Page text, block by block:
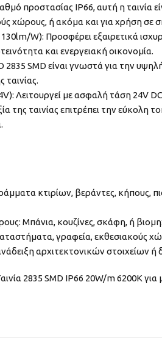
προστασίας IP66, αυτή η ταινία
χώρους, ή ακόμα και για χρήση σε
W): Προσφέρει εξαιρετικά
και ενεργειακή οικονομία.
2835 SMD είναι γνωστά για την
Λειτουργεί με ασφαλή τάση 24V
της ταινίας επιτρέπει την
κτιρίων, βεράντες, κήπους,
Μπάνια, κουζίνες, σκάφη, ή
γραφεία, εκθεσιακούς
αρχιτεκτονικών στοιχείων
2835 SMD IP66 20W/m 6200K